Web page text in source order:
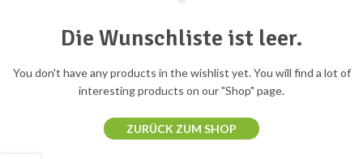
Die Wunschliste ist leer.
You don't have any products in the wishlist yet.You will find a lot of
interesting products on our "Shop" page.
ZURÜCK ZUM SHOP